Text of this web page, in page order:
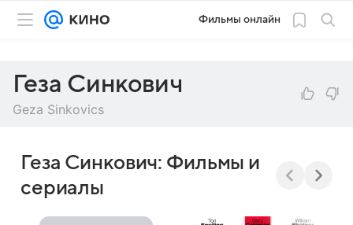
Фильмы онлайн
Геза Синкович
Geza Sinkovics
Геза Синкович: Фильмы и
сериалы